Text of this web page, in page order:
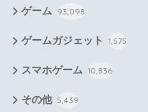
ゲーム 93,098
ゲームガジェット 1,575
スマホゲーム 10,836
その他 5,439